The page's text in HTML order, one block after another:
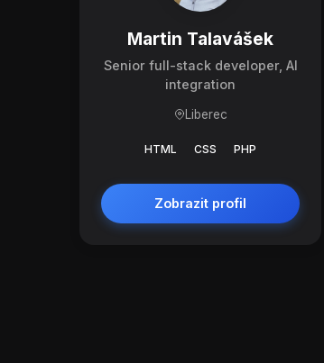
Martin Talavášek
Senior full-stack developer, AI
integration
Liberec
HTML CSS PHP
Zobrazit profil